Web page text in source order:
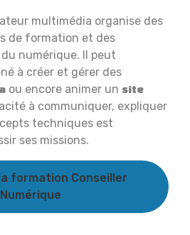
multimédia organise des
de formation et des
numérique. Il peut
à créer et gérer des
ou encore animer un site
à communiquer, expliquer
techniques est
ses missions.
formation Conseiller
Numérique